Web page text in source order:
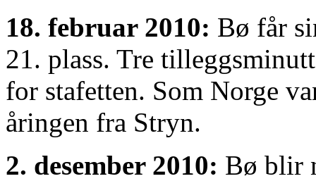
18. februar 2010: Bø får
21. plass. Tre
for stafetten. Som Norge
åringen fra Stryn.
2. desember 2010: Bø blir